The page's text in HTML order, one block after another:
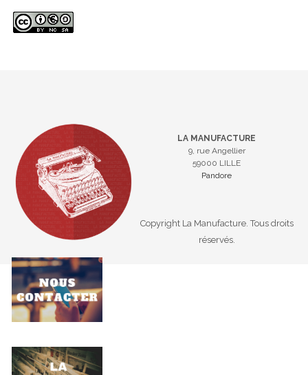
LA MANUFACTURE
9, rue Angellier
59000 LILLE
Pandore
Copyright La Manufacture. Tous droits
réservés.